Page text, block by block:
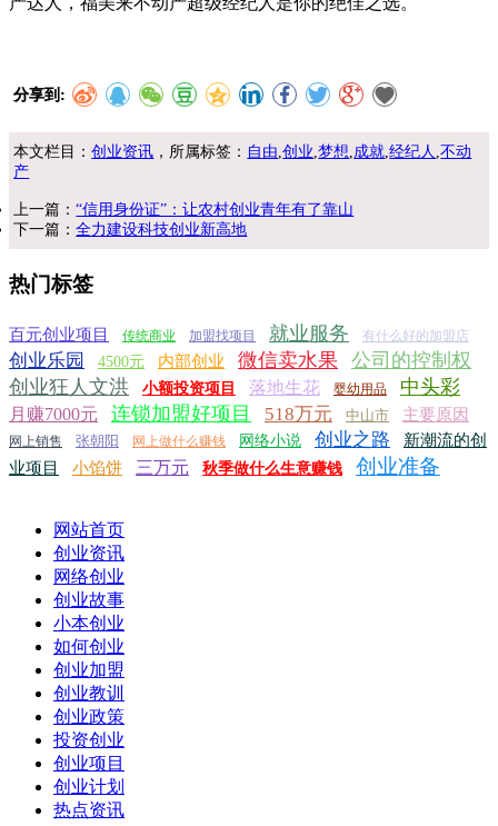
分享到:
本文栏目：创业资讯 ，所属标签： 自由 ,创业 ,梦想 成就 ,经纪人 ,不动
产
上一篇：“信用身份证”：让农村创业青年有了靠山
下一篇：全力建设科技创业新高地
热门标签
百元创业项目 传统商业 加盟找项目 就业服务 有什么好的加盟店
创业乐园 4500元 内部创业 微信卖水果
公司的控制权
创业狂人文洪
小额投资项目 落地生花 婴幼用品 中头彩
月赚7000元 连锁加盟好项目 518万元 中山市 主要原因
网上销售 张朝阳 网上做什么赚钱 网络小说 创业之路
新潮流的创
业项目
小馅饼 三万元 秋季做什么生意赚钱 创业准备
网站首页
创业资讯
网络创业
创业故事
小本创业
如何创业
创业加盟
创业教训
创业政策
投资创业
创业项目
创业计划
热点资讯